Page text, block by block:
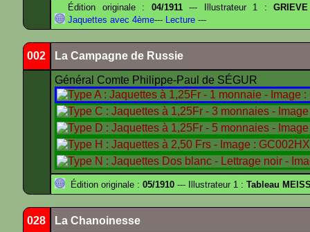
Édition originale : 04/1911--- Illustrateur 1 :
Jaquettes avec 4ème--- Lecture ---
002 La Campagne de Russie
Général Comte Philippe-Paul de SÉGUR
Édition originale : 05/1910 --- Illustrateur 1 : Tableau
028 La Chanoinesse